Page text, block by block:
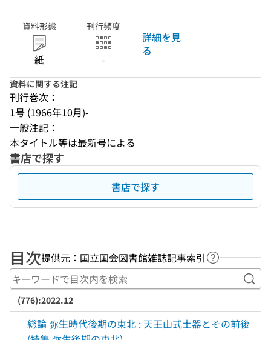
資料形態
紙
刊行頻度
-
詳細を見
る
資料に関する注記
刊行巻次：
1号 (1966年10月)-
一般注記：
本タイトル等は最新号による
書店で探す
書店で探す
目次提供元：国立国会図書館雑誌記事索引 ヘルプペー
キ
(776):2022.12
総論 弥生時代後期の東北 : 天王山式土器とその前後